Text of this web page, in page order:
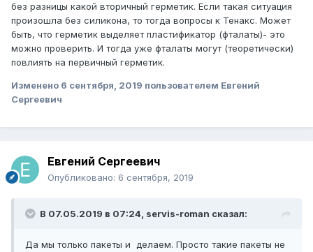
без разницы какой вторичный герметик. Если такая ситуация
произошла без силикона, то тогда вопросы к Тенакс. Может
быть, что герметик выделяет пластификатор (фталаты)- это
можно проверить. И тогда уже фталаты могут (теоретически)
повлиять на первичный герметик.
Изменено 6 сентября, 2019 пользователем Евгений
Сергеевич
Евгений Сергеевич
Опубликовано: 6 сентября, 2019
В 07.05.2019 в 07:24, servis-roman сказал:
Да мы только пакеты и делаем. Просто такие пакеты не